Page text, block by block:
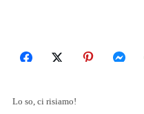
Lo so, ci risiamo!